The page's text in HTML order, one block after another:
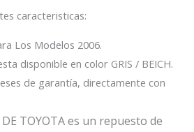
caracteristicas:
Los Modelos 2006.
disponible en color GRIS / BEICH.
de garantía, directamente con
DE TOYOTA es un repuesto de